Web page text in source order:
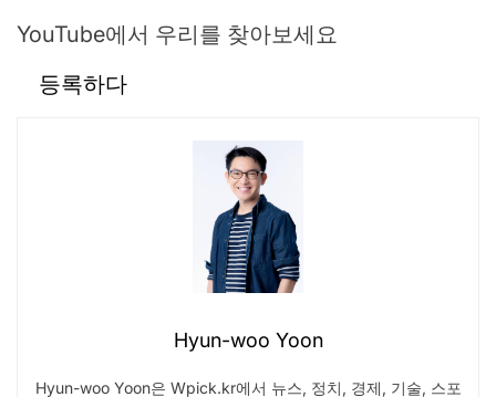
YouTube에서 우리를 찾아보세요
등록하다
Hyun-woo Yoon
Hyun-woo Yoon은 Wpick.kr에서 뉴스, 정치, 경제, 기술, 스포